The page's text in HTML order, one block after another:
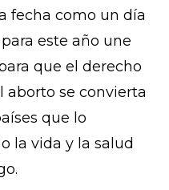
fecha como un día
este año une
que el derecho
aborto se convierta
que lo
la vida y la salud